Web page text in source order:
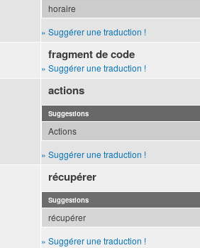
horaire
» Suggérer une traduction !
fragment de code
» Suggérer une traduction !
actions
Suggestions
Actions
» Suggérer une traduction !
récupérer
Suggestions
récupérer
» Suggérer une traduction !